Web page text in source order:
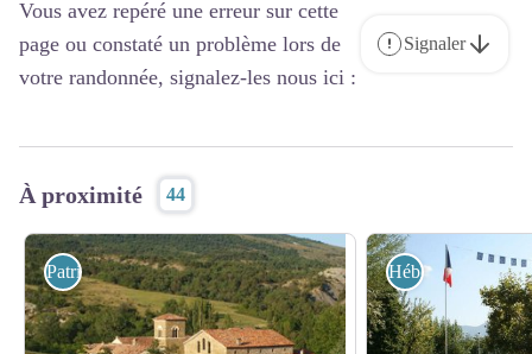
Vous avez repéré une erreur sur cette
page ou constaté un problème lors de
votre randonnée, signalez-les nous ici :
Signaler
À proximité 44
Patrimoine Hébergements